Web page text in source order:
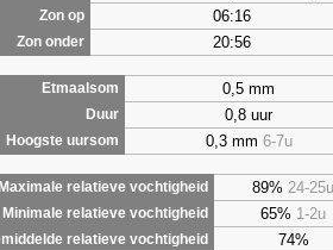
Zon op 06:16
Zon onder 20:56
Etmaalsom 0,5 mm
Duur 0,8 uur
Hoogste uursom 0,3 mm 6-7u
Maximale relatieve vochtigheid 89% 24-25u
Minimale relatieve vochtigheid 65% 1-2u
relatieve vochtigheid 74%